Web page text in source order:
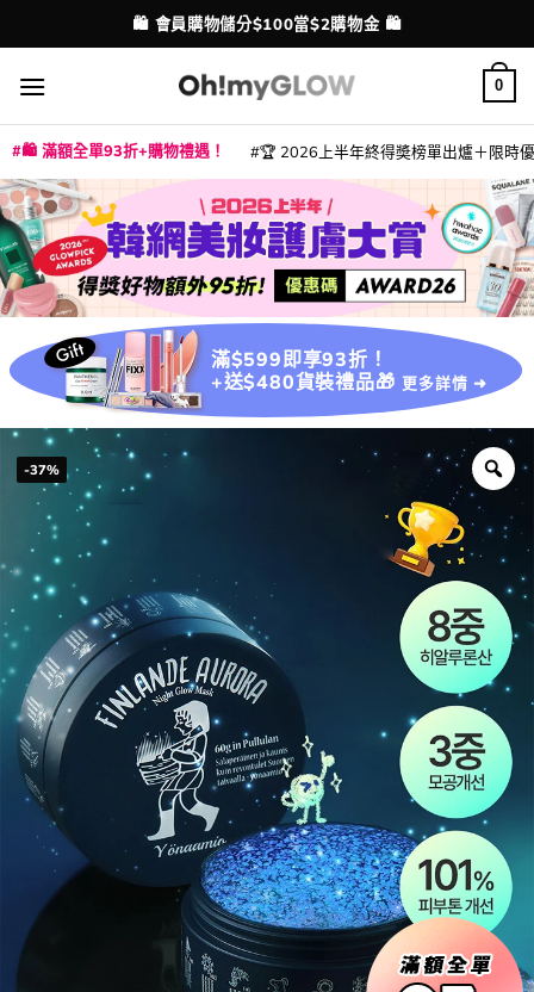
to
content
配送港澳
💳 支援消費券、FPS、八達通、PAYME、信用卡付款
0
🛍️ 滿額全單93折+購物禮遇！ 🏆 2026上半年終得奬榜單出爐＋限時
滿$599即享93折！
+送$480貨裝禮品🎁 更多詳情 ➜
-37%